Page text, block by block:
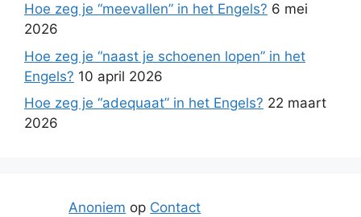
Hoe zeg je “meevallen” in het Engels? 6 mei
2026
Hoe zeg je “naast je schoenen lopen” in het
Engels? 10 april 2026
Hoe zeg je “adequaat” in het Engels? 22 maart
2026
Anoniem op Contact